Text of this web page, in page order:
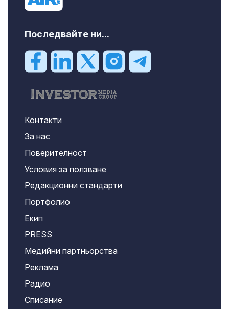
Последвайте ни...
Контакти
За нас
Поверителност
Условия за ползване
Редакционни стандарти
Портфолио
Екип
PRESS
Медийни партньорства
Реклама
Радио
Списание